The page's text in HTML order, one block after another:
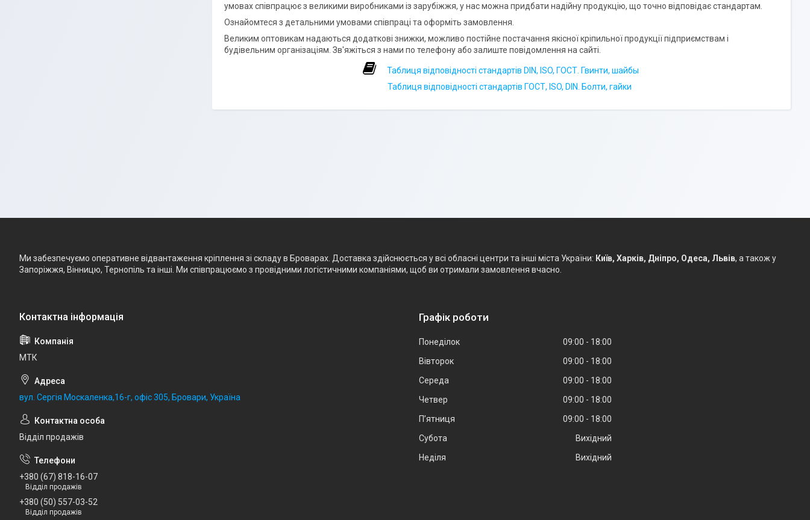
умовах співпрацює з великими виробниками із зарубіжжя, у нас можна придбати надійну продукцію, що точно відповідає стандартам.
Ознайомтеся з детальними умовами співпраці та оформіть замовлення.
Великим оптовикам надаються додаткові знижки, можливо постійне постачання якісної кріпильної продукції підприємствам і
будівельним організаціям. Зв'яжіться з нами по телефону або залиште повідомлення на сайті.
Таблиця відповідності стандартів DIN, ISO, ГОСТ. Гвинти, шайбы
Таблиця відповідності стандартів ГОСТ, ISO, DIN. Болти, гайки
Ми забезпечуємо оперативне відвантаження кріплення зі складу в Броварах. Доставка здійснюється у всі обласні центри та інші міста України: Київ, Харків, Дніпро, Одеса, Львів, а також у
Запоріжжя, Вінницю, Тернопіль та інші. Ми співпрацюємо з провідними логістичними компаніями, щоб ви отримали замовлення вчасно.
МТК
вул. Сергія Москаленка,16-г, офіс 305, Бровари, Україна
Відділ продажів
+380 (67) 818-16-07
Відділ продажів
+380 (50) 557-03-52
Відділ продажів
Графік роботи
Понеділок 09:00
18:00
Вівторок
09:00
18:00
Середа
09:00
18:00
Четвер
09:00
18:00
Пʼятниця
09:00
18:00
Субота
Вихідний
Неділя
Вихідний